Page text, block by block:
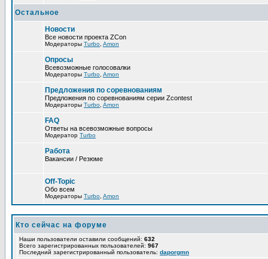
Остальное
Новости
Все новости проекта ZCon
Модераторы Turbo Amon
Опросы
Всевозможные голосовалки
Модераторы Turbo Amon
Предложения по соревнованиям
Предложения по соревнованиям серии Zcontest
Модераторы Turbo Amon
FAQ
Ответы на всевозможные вопросы
Модератор Turbo
Работа
Вакансии / Резюме
Off-Topic
Обо всем
Модераторы Turbo Amon
Кто сейчас на форуме
Наши пользователи оставили сообщений: 632
Всего зарегистрированных пользователей: 967
Последний зарегистрированный пользователь: daporgmn